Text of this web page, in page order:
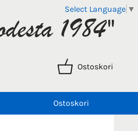
Select Language ▼
Ostoskori
Ostoskori